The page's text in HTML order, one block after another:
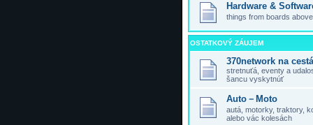
Hardware &
things from boards
OSTATKOVÝ ZÁUJEM
370network na
stretnuťá, eventy a
šancu vyskytnúť
Auto－Moto
autá, motorky, traktory,
alebo vác kolesách